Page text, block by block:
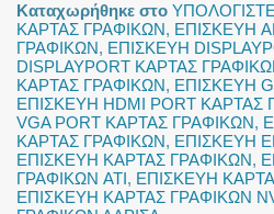
Καταχωρήθηκε στο
ΚΑΡΤΑΣ ΓΡΑΦΙΚΩΝ, ΕΠΙΣΚΕΥΗ
ΓΡΑΦΙΚΩΝ, ΕΠΙΣΚΕΥΗ
DISPLAYPORT ΚΑΡΤΑΣ
ΚΑΡΤΑΣ ΓΡΑΦΙΚΩΝ, ΕΠΙΣΚΕΥΗ
ΕΠΙΣΚΕΥΗ HDMI PORT ΚΑΡΤΑΣ
VGA PORT ΚΑΡΤΑΣ ΓΡΑΦΙΚΩΝ,
ΚΑΡΤΑΣ ΓΡΑΦΙΚΩΝ, ΕΠΙΣΚΕΥΗ
ΕΠΙΣΚΕΥΗ ΚΑΡΤΑΣ ΓΡΑΦΙΚΩΝ,
ΓΡΑΦΙΚΩΝ ATI, ΕΠΙΣΚΕΥΗ
ΕΠΙΣΚΕΥΗ ΚΑΡΤΑΣ ΓΡΑΦΙΚΩΝ